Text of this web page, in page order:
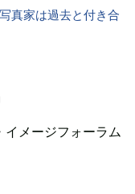
真家は過去と付き合
メージフォーラム